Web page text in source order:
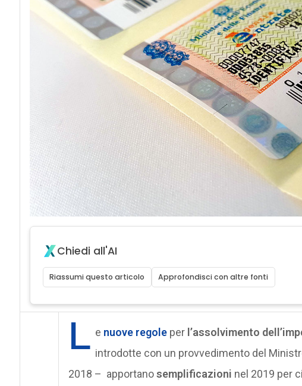
Chiedi all'AI
Riassumi questo articolo Approfondisci con altre fonti
L e nuove regoleper l’assolvimento
introdotte con un provvedimento del
2018 – apportanosemplificazioni nel 2019 per